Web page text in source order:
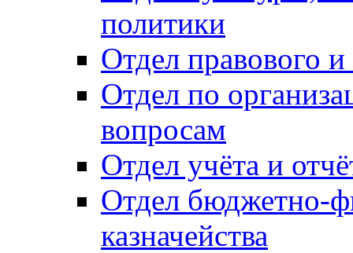
политики
Отдел правового
Отдел по
вопросам
Отдел учёта и
Отдел бюджетно-
казначейства